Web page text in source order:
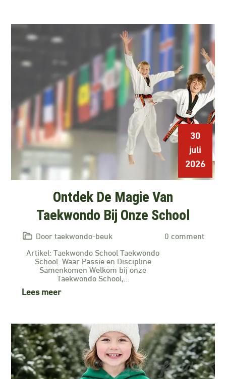
30
juli
2026
Ontdek De Magie Van
Taekwondo Bij Onze School
Door taekwondo-beuk
0 comment
Artikel: Taekwondo School Taekwondo
School: Waar Passie en Discipline
Samenkomen Welkom bij onze
Taekwondo School,…
Lees meer